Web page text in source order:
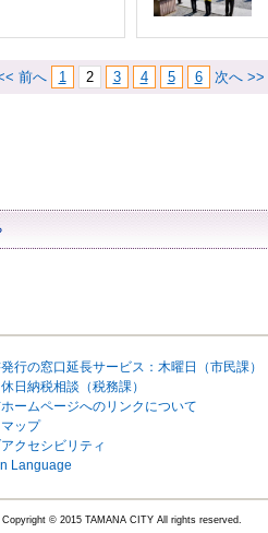
前へ 1 2 3 4 5 6 次へ >>
行の窓口延長サービス：木曜日（市民課）
日納税相談（税務課）
ームページへのリンクについて
ップ
クセシビリティ
Language
Copyright © 2015 TAMANA CITY All rights reserved.